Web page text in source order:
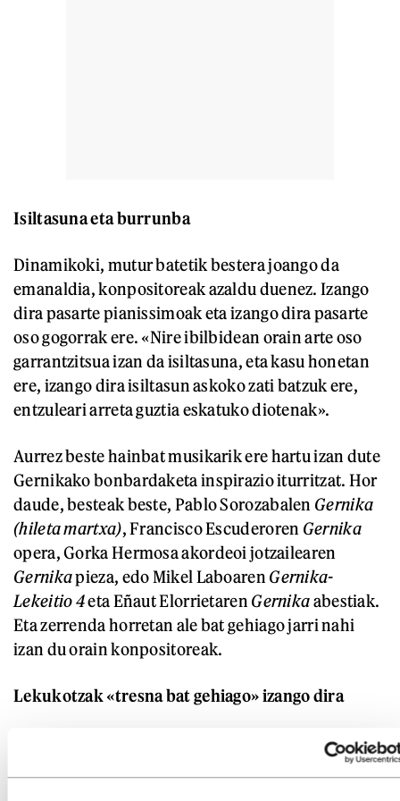
Isiltasuna eta burrunba
Dinamikoki, mutur batetik bestera joango da
emanaldia, konpositoreak azaldu duenez. Izango
dira pasarte pianissimoak eta izango dira pasarte
oso gogorrak ere. «Nire ibilbidean orain arte oso
garrantzitsua izan da isiltasuna, eta kasu honetan
ere, izango dira isiltasun askoko zati batzuk ere,
entzuleari arreta guztia eskatuko diotenak».
Aurrez beste hainbat musikarik ere hartu izan dute
Gernikako bonbardaketa inspirazio iturritzat. Hor
daude, besteak beste, Pablo Sorozabalen Gernika
(hileta martxa), Francisco Escuderoren Gernika
opera, Gorka Hermosa akordeoi jotzailearen
Gernikapieza, edo Mikel Laboaren Gernika-
Lekeitio 4eta Eñaut Elorrietaren Gernikaabestiak.
Eta zerrenda horretan ale bat gehiago jarri nahi
izan du orain konpositoreak.
Lekukotzak «tresna bat gehiago» izango dira
Kasu honetan, Etxebarriak obraren parte bilakatu
ditu bonbardaketa hura bertatik bertara bizi izan